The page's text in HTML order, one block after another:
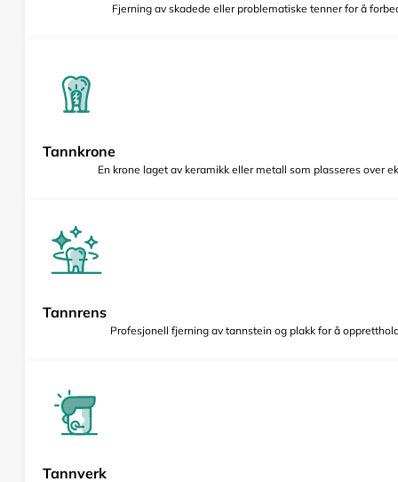
Fjerning av skadede eller problematiske tenner for å
Tannkrone
En krone laget av keramikk eller metall som plasseres over
Tannrens
Profesjonell fjerning av tannstein og plakk for å
Tannverk